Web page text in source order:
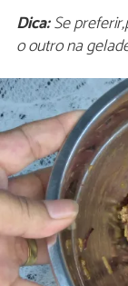
Dica:Se
o outro na